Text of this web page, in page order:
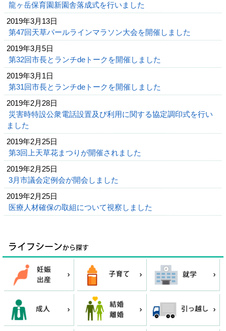
龍ヶ岳保育園新園舎落成式を行いました
2019年3月13日
第47回天草パールラインマラソン大会を開催しました
2019年3月5日
第32回市長とランチdeトークを開催しました
2019年3月1日
第31回市長とランチdeトークを開催しました
2019年2月28日
災害時特設公衆電話設置及び利用に関する協定調印式を行い
ました
2019年2月25日
第3回上天草花まつりが開催されました
2019年2月25日
3月市議会定例会が開会しました
2019年2月25日
医療人材確保の取組について視察しました